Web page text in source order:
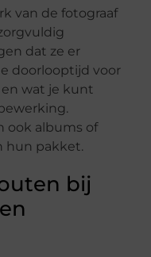
van de fotograaf
dat ze er
doorlooptijd voor
en wat je kunt
ook albums of
hun pakket.
bij